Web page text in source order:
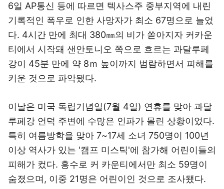
6일 AP통신 등에 따르면 텍사스주 중부지역에 내린
기록적인 폭우로 인한 사망자가 최소 67명으로 늘었
다. 4시간 만에 최대 380㎜의 비가 쏟아지자 커카운
티에서 시작돼 샌안토니오 쪽으로 흐르는 과달루페
강이 45분 만에 약 8ｍ 높이까지 범람하면서 피해를
키운 것으로 파악됐다.
이날은 미국 독립기념일(7월 4일) 연휴를 맞아 과달
루페강 언덕 주변에 수많은 인파가 몰린 상황이었다.
특히 여름방학을 맞아 7~17세 소녀 750명이 100년
이상 역사가 있는 '캠프 미스틱'에 참가해 어린이들의
피해가 컸다. 홍수로 커 카운티에서만 최소 59명이
숨졌으며, 이중 21명은 어린이인 것으로 조사됐다.